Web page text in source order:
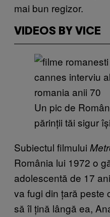
mai bun regizor.
VIDEOS BY VICE
Un pic de
părinții tăi sigur
Subiectul filmului
România lui 1972 o
adolescentă de 17
va fugi din țară peste
să îl țină lângă ea,